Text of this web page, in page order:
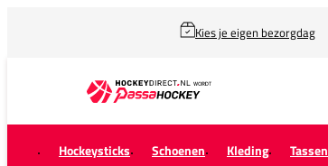
Kies je eigen bezorgdag
Hockeysticks Schoenen Kleding Tassen